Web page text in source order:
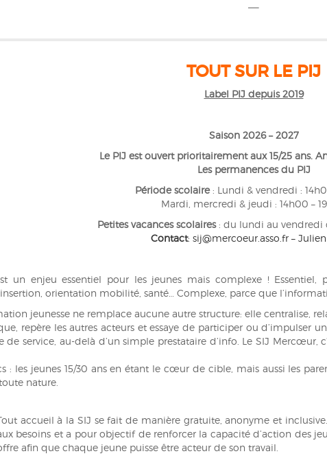
—–
TOUT SUR LE PIJ
Label PIJ depuis 2019
Saison 2026 – 2027
Le PIJ est ouvert prioritairement aux 15/25 ans.
Les permanences du PIJ
Période scolaire: Lundi & vendredi :
Mardi, mercredi & jeudi : 14h00 –
Petites vacances scolaires: du lundi au vendredi
Contact: sij@mercoeur.asso.fr –
un enjeu essentiel pour les jeunes mais complexe !
orientation mobilité, santé… Complexe, parce que
jeunesse ne remplace aucune autre structure: elle centralise,
repère les autres acteurs et essaye de participer ou
de service, au-delà d’un simple prestataire d’info. Le SIJ
: les jeunes 15/30 ans en étant le cœur de cible, mais aussi les
nature.
accueil à la SIJ se fait de manière gratuite, anonyme et
besoins et a pour objectif de renforcer la capacité d’action des
afin que chaque jeune puisse être acteur de son travail.